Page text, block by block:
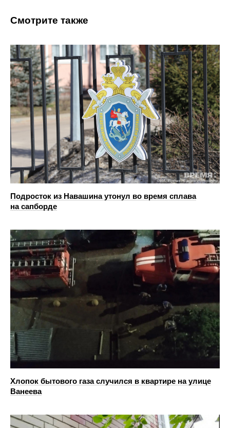
Смотрите также
Подросток из Навашина утонул во время сплава
на сапборде
Хлопок бытового газа случился в квартире на улице
Ванеева